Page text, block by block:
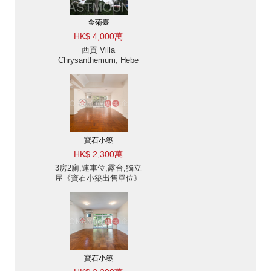
金菊臺
HK$ 4,000萬
西貢 Villa
Chrysanthemum, Hebe
出售及出租-海景, 高樓底
出售單位
寶石小築
HK$ 2,300萬
3房2廁,連車位,露台,獨立
屋《寶石小築出售單位》
寶石小築